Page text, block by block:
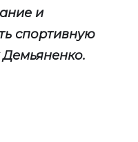
и
спортивную
Демьяненко.